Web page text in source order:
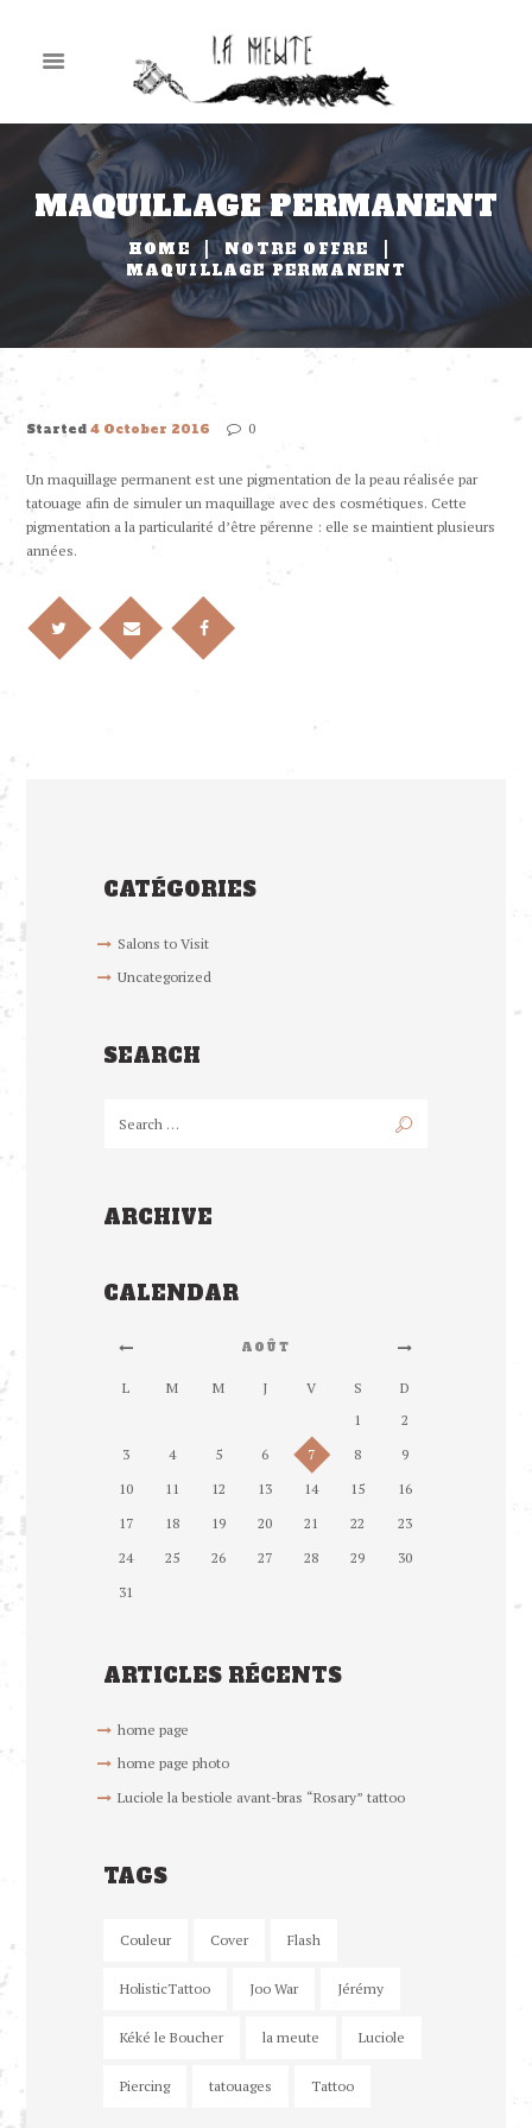
MAQUILLAGE PERMANENT
HOME
NOTRE OFFRE
MAQUILLAGE PERMANENT
Started4 October 2016 0
Un maquillage permanent est une pigmentation de la peau réalisée par
tatouage afin de simuler un maquillage avec des cosmétiques. Cette
pigmentation a la particularité d’être pérenne : elle se maintient plusieurs
années.
CATÉGORIES
Salons to Visit
Uncategorized
SEARCH
ARCHIVE
CALENDAR
AOÛT
L M M J V S
D
1
2
3
4 5 6 7 8
9
10
11 12 13 14 15
16
17
18 19 20 21 22
23
24
25 26 27 28 29
30
31
ARTICLES RÉCENTS
home page
home page photo
Luciole la bestiole avant-bras “Rosary” tattoo
TAGS
Couleur Cover Flash
HolisticTattoo Joo War Jérémy
Kéké le Boucher la meute Luciole
Piercing tatouages Tattoo